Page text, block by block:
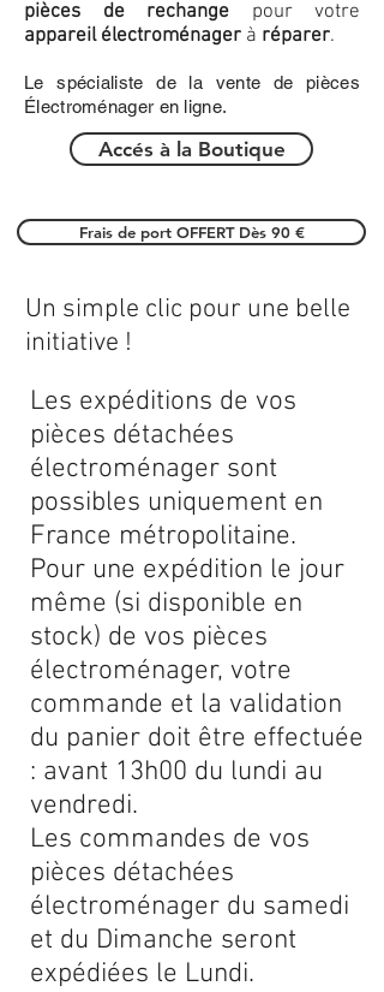
pièces de rechange pour votre
appareil électroménager à réparer.
Le spécialiste de la vente de pièces
Électroménager en ligne.
Accés à la Boutique
Frais de port OFFERT Dès 90 €
Les expéditions de vos
pièces détachées
électroménager sont
possibles uniquement en
France métropolitaine.
Pour une expédition le jour
même (si disponible en
stock) de vos pièces
électroménager, votre
commande et la validation
du panier doit être effectuée
: avant 13h00 du lundi au
vendredi.
Les commandes de vos
pièces détachées
électroménager du samedi
et du Dimanche seront
expédiées le Lundi.
Un simple clic pour une belle
initiative !